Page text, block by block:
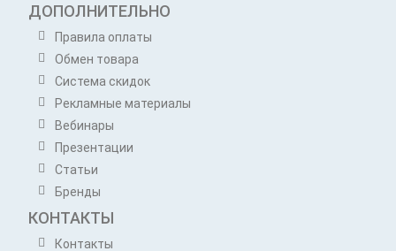
ДОПОЛНИТЕЛЬНО
Правила оплаты
Обмен товара
Система скидок
Рекламные материалы
Вебинары
Презентации
Статьи
Бренды
КОНТАКТЫ
Контакты